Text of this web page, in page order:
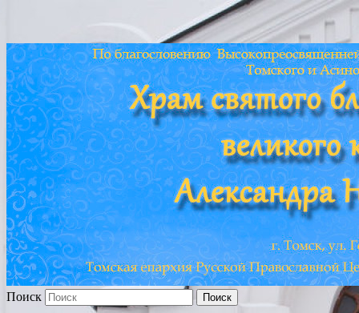
Храм св. Александра
Невского г. Томска
Поиск